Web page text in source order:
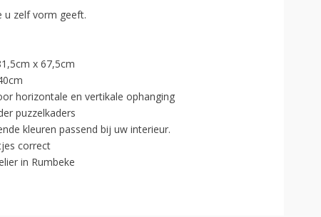
u zelf vorm geeft.
x 67,5cm
horizontale en vertikale ophanging
puzzelkaders
kleuren passend bij uw interieur.
correct
in Rumbeke